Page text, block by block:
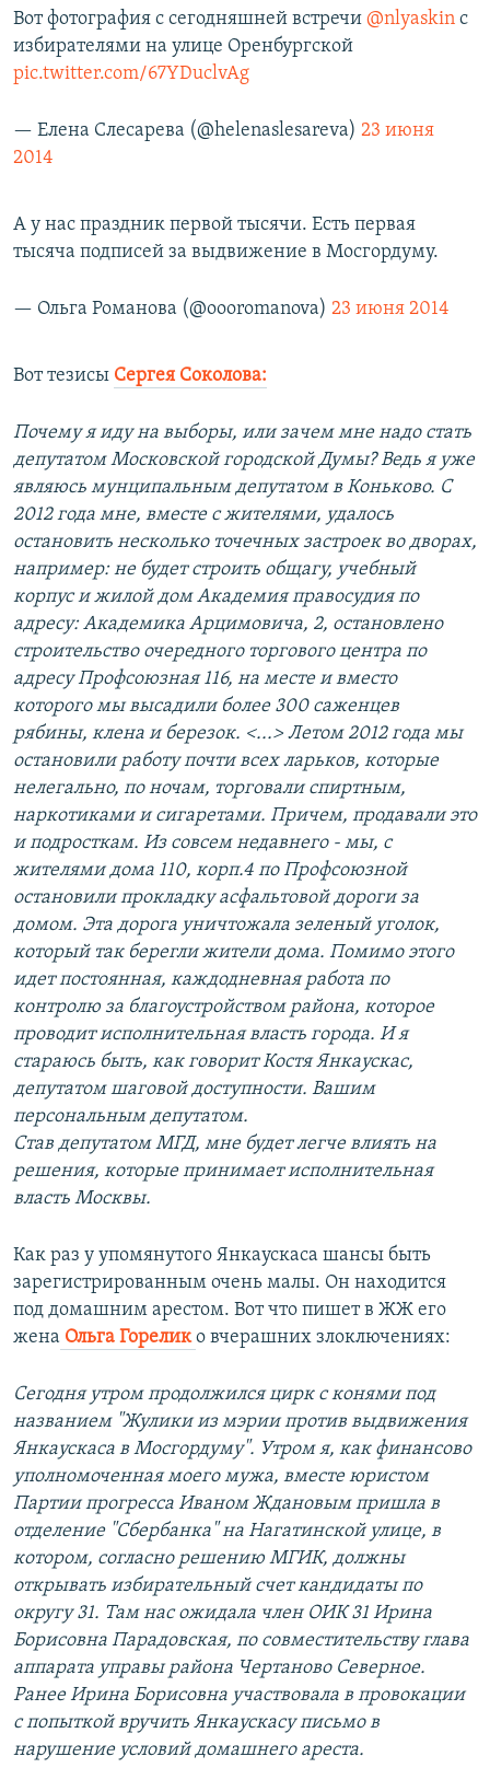
Вот фотография с сегодняшней встречи @nlyaskin с
избирателями на улице Оренбургской
pic.twitter.com/67YDuclvAg
— Елена Слесарева (@helenaslesareva) 23 июня
2014
А у нас праздник первой тысячи. Есть первая
тысяча подписей за выдвижение в Мосгордуму.
— Ольга Романова (@oooromanova) 23 июня 2014
Вот тезисы Сергея Соколова:
Почему я иду на выборы, или зачем мне надо стать
депутатом Московской городской Думы? Ведь я уже
являюсь мунципальным депутатом в Коньково. С
2012 года мне, вместе с жителями, удалось
остановить несколько точечных застроек во дворах,
например: не будет строить общагу, учебный
корпус и жилой дом Академия правосудия по
адресу: Академика Арцимовича, 2, остановлено
строительство очередного торгового центра по
адресу Профсоюзная 116, на месте и вместо
которого мы высадили более 300 саженцев
рябины, клена и березок. <...> Летом 2012 года мы
остановили работу почти всех ларьков, которые
нелегально, по ночам, торговали спиртным,
наркотиками и сигаретами. Причем, продавали это
и подросткам. Из совсем недавнего - мы, с
жителями дома 110, корп.4 по Профсоюзной
остановили прокладку асфальтовой дороги за
домом. Эта дорога уничтожала зеленый уголок,
который так берегли жители дома. Помимо этого
идет постоянная, каждодневная работа по
контролю за благоустройством района, которое
проводит исполнительная власть города. И я
стараюсь быть, как говорит Костя Янкаускас,
депутатом шаговой доступности. Вашим
персональным депутатом.
Став депутатом МГД, мне будет легче влиять на
решения, которые принимает исполнительная
власть Москвы.
Как раз у упомянутого Янкаускаса шансы быть
зарегистрированным очень малы. Он находится
под домашним арестом. Вот что пишет в ЖЖ его
жена Ольга Горелико вчерашних злоключениях:
Сегодня утром продолжился цирк с конями под
названием "Жулики из мэрии против выдвижения
Янкаускаса в Мосгордуму". Утром я, как финансово
уполномоченная моего мужа, вместе юристом
Партии прогресса Иваном Ждановым пришла в
отделение "Сбербанка" на Нагатинской улице, в
котором, согласно решению МГИК, должны
открывать избирательный счет кандидаты по
округу 31. Там нас ожидала член ОИК 31 Ирина
Борисовна Парадовская, по совместительству глава
аппарата управы района Чертаново Северное.
Ранее Ирина Борисовна участвовала в провокации
с попыткой вручить Янкаускасу письмо в
нарушение условий домашнего ареста.